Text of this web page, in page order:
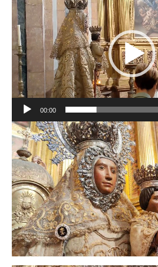
de
vídeo
00:00